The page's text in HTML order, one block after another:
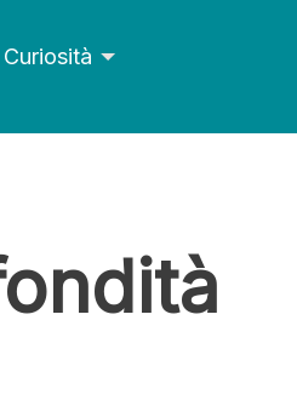
Curiosità